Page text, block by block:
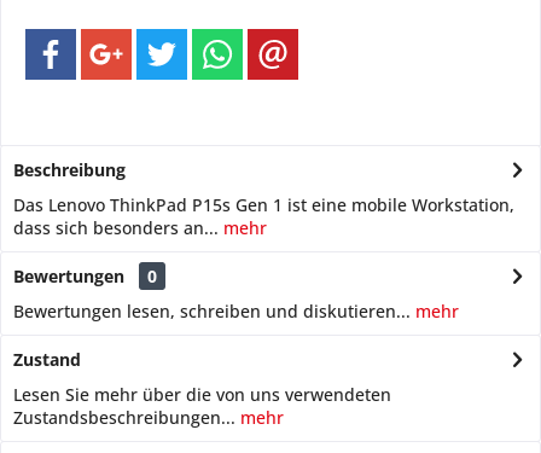
Beschreibung
Das Lenovo ThinkPad P15s Gen 1 ist eine mobile Workstation,
dass sich besonders an... mehr
Bewertungen
0
Bewertungen lesen, schreiben und diskutieren... mehr
Zustand
Lesen Sie mehr über die von uns verwendeten
Zustandsbeschreibungen... mehr